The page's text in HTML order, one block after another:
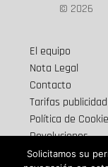
© 2026
El equipo
Nota Legal
Contacto
Tarifas
Política de
Devoluciones
Envios y
Solicitamos su